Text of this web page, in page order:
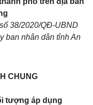
38/2020/QĐ-UBND
ban nhân dân tỉnh An
CHUNG
tượng áp dụng